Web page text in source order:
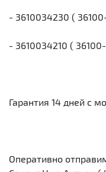
- 3610034230 (
- 3610034210 (
Гарантия 14 дней с
Оперативно